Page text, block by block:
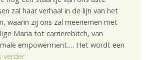
zal haar verhaal in de lijn van het
waarin zij ons zal meenemen met
Maria tot carrierebitch, van
empowerment…. Het wordt een
verder